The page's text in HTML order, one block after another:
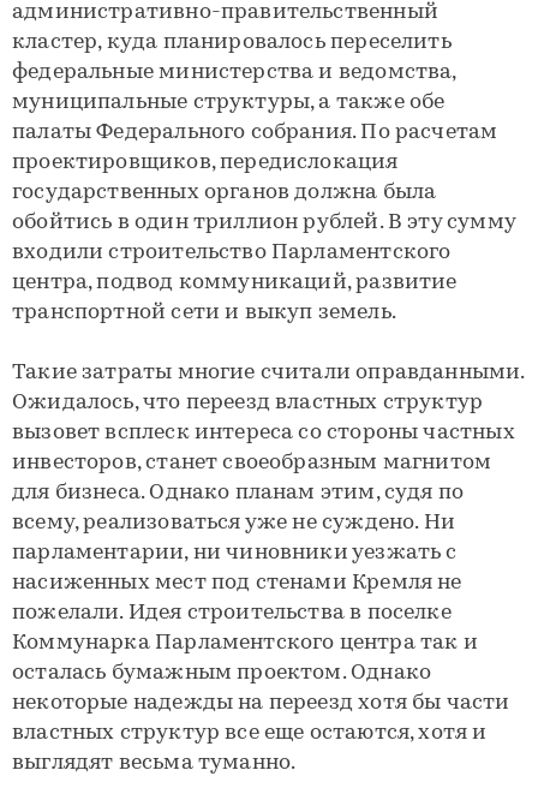
административно-правительственный
кластер, куда планировалось переселить
федеральные министерства и ведомства,
муниципальные структуры, а также обе
палаты Федерального собрания. По расчетам
проектировщиков, передислокация
государственных органов должна была
обойтись в один триллион рублей. В эту сумму
входили строительство Парламентского
центра, подвод коммуникаций, развитие
транспортной сети и выкуп земель.
Такие затраты многие считали оправданными.
Ожидалось, что переезд властных структур
вызовет всплеск интереса со стороны частных
инвесторов, станет своеобразным магнитом
для бизнеса. Однако планам этим, судя по
всему, реализоваться уже не суждено. Ни
парламентарии, ни чиновники уезжать с
насиженных мест под стенами Кремля не
пожелали. Идея строительства в поселке
Коммунарка Парламентского центра так и
осталась бумажным проектом. Однако
некоторые надежды на переезд хотя бы части
властных структур все еще остаются, хотя и
выглядят весьма туманно.